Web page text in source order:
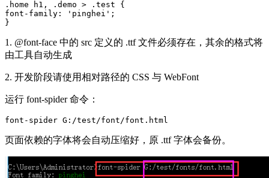
.home h1, .demo > .test {
font-family: 'pinghei';
}
1. @font-face 中的 src 定义的 .ttf 文件必须存在，其余的格式将
由工具自动生成
2. 开发阶段请使用相对路径的 CSS 与 WebFont
运行 font-spider 命令：
font-spider G:/test/font/font.html
页面依赖的字体将会自动压缩好，原 .ttf 字体会备份。